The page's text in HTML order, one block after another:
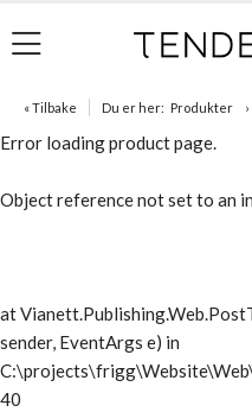
« Tilbake Du er her: Produkter
Error loading product page.
Object reference not set to an
at
sender, EventArgs e) in
40